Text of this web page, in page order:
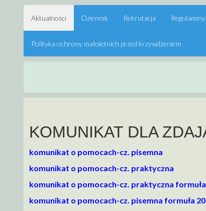
Aktualności Dziennik Rekrutacja Regulaminy
Polityka ochrony małoletnich przed krzywdzeniem
KOMUNIKAT DLA
komunikat o pomocach-cz. pisemna
komunikat o pomocach-cz. praktyczna
komunikat o pomocach-cz. praktyczna
komunikat o pomocach-cz. pisemna formuła